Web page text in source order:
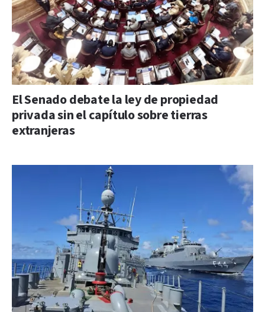
El Senado debate la ley de propiedad
privada sin el capítulo sobre tierras
extranjeras